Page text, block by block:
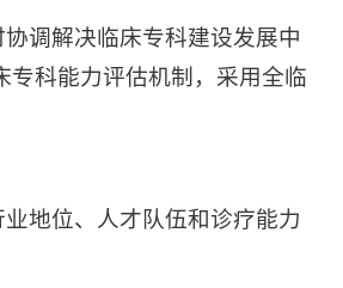
调解决临床专科建设发展中
专科能力评估机制，采用全临
地位、人才队伍和诊疗能力